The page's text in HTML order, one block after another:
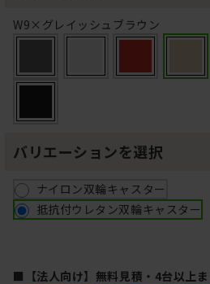
W9×グレイッシュブラウン
バリエーションを選択
ナイロン双輪キャスター
抵抗付ウレタン双輪キャスター
■【法人向け】無料見積・4台以上